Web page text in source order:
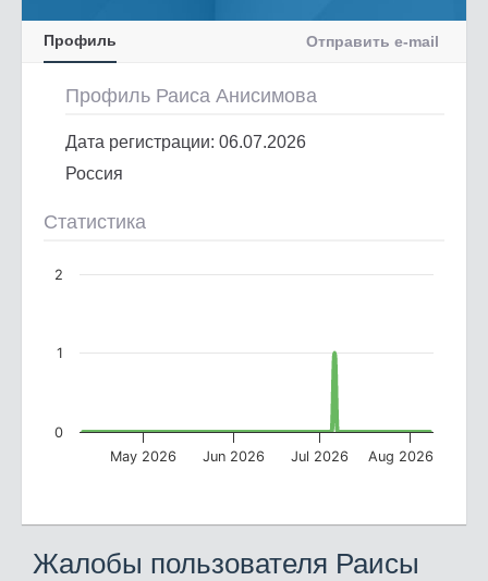
Профиль Отправить e-mail
Профиль Раиса Анисимова
Дата регистрации: 06.07.2026
Россия
Статистика
May 2026 Jun 2026 Jul 2026 Aug 2026
0
1
2
Жалобы пользователя Раисы